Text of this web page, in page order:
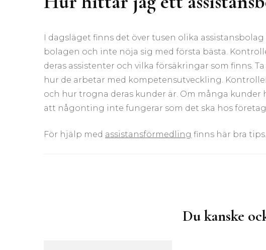
I dagsläget finns det över tusen olika
bolagen och inte nöja sig med första bästa.
deras assistenter och vilka försäkringar som finns.
hur de arbetar med kompetensutveckling.
och hur trogna deras kunder är. Om många kunder
att någonting inte fungerar som det ska hos
För hjälp med assistansförmedling finns här bra tips.
Du kanske